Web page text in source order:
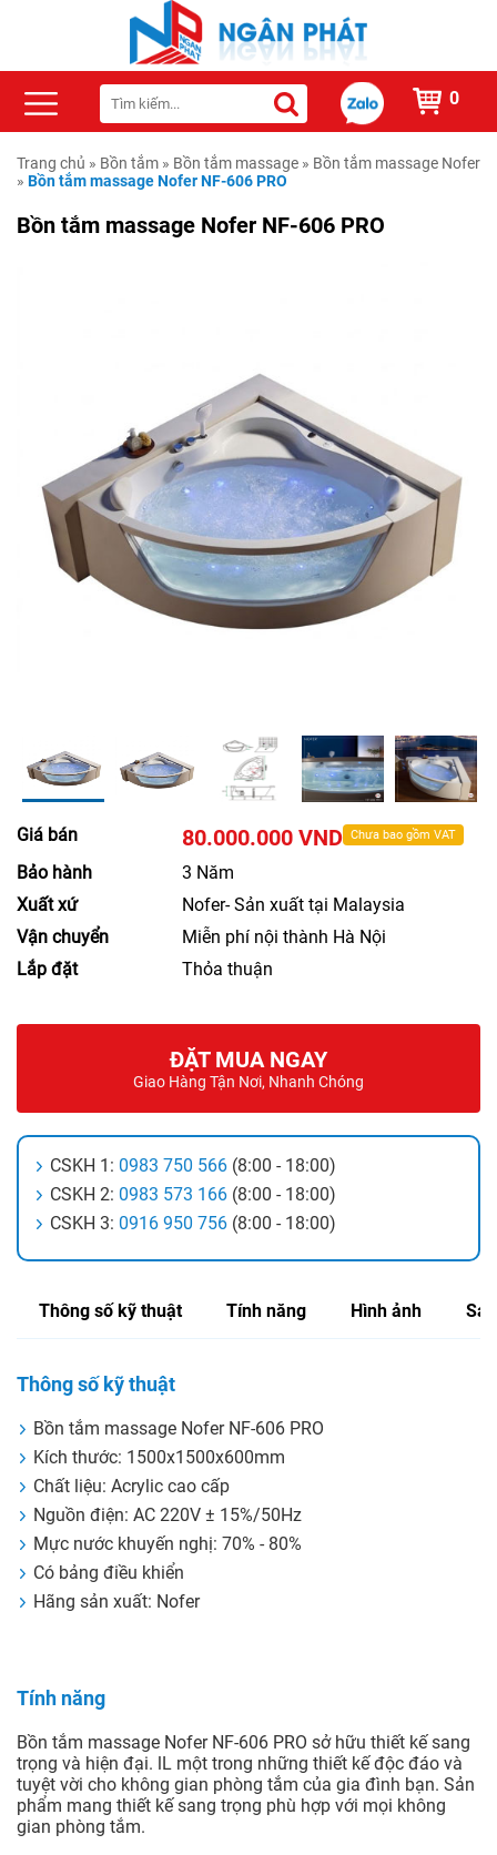
0
Trang chủ » Bồn tắm » Bồn tắm massage » Bồn tắm massage Nofer
» Bồn tắm massage Nofer NF-606 PRO
Bồn tắm massage Nofer NF-606 PRO
Giá bán 80.000.000 VND Chưa bao gồm VAT
Bảo hành
3 Năm
Xuất xứ
Nofer- Sản xuất tại Malaysia
Vận chuyển
Miễn phí nội thành Hà Nội
Lắp đặt
Thỏa thuận
ĐẶT MUA NGAY
Giao Hàng Tận Nơi, Nhanh Chóng
CSKH 1: 0983 750 566 (8:00 - 18:00)
CSKH 2: 0983 573 166 (8:00 - 18:00)
CSKH 3: 0916 950 756 (8:00 - 18:00)
Thông số kỹ thuật Tính năng Hình ảnh
Thông số kỹ thuật
Bồn tắm massage Nofer NF-606 PRO
Kích thước: 1500x1500x600mm
Chất liệu: Acrylic cao cấp
Nguồn điện: AC 220V ± 15%/50Hz
Mực nước khuyến nghị: 70% - 80%
Có bảng điều khiển
Hãng sản xuất: Nofer
Tính năng
Bồn tắm massage Nofer NF-606 PRO sở hữu thiết kế sang
trọng và hiện đại. lL một trong những thiết kế độc đáo và
tuyệt vời cho không gian phòng tắm của gia đình bạn. Sản
phẩm mang thiết kế sang trọng phù hợp với mọi không
gian phòng tắm.